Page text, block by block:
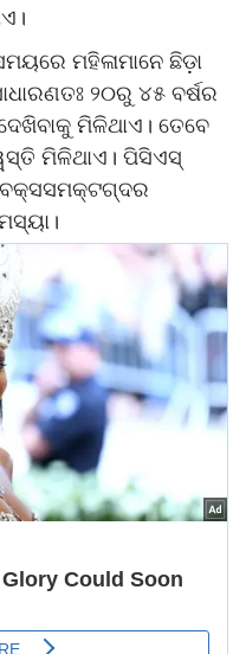
ମହିଳାମାନେ ଛିଡ଼ା
୨୦ରୁ ୪୫ ବର୍ଷର
ମିଳିଥାଏ। ତେବେ
ମିଳିଥାଏ। ପିସିଏସ୍‌